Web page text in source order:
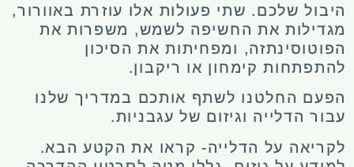
היבול שלכם. שתי פעולות אלו עוזרת באוורור,
מגדילות את החשיפה לשמש, משפרות את
הפוטוסינתזה, ומפחיתות את הסיכון
להתפתחות קימחון או ריקבון.
הפעם החלטנו לשתף אותכם במדריך שלנו
עבור הדלייה וגיזום של עגבניות.
לקריאה על הדלייה- קראו את הקטע הבא.